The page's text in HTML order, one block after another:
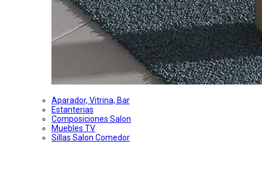
Aparador, Vitrina, Bar
Estanterias
Composiciones Salon
Muebles TV
Sillas Salon Comedor